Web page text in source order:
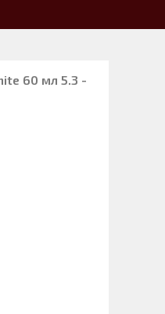
60 мл 5.3 -